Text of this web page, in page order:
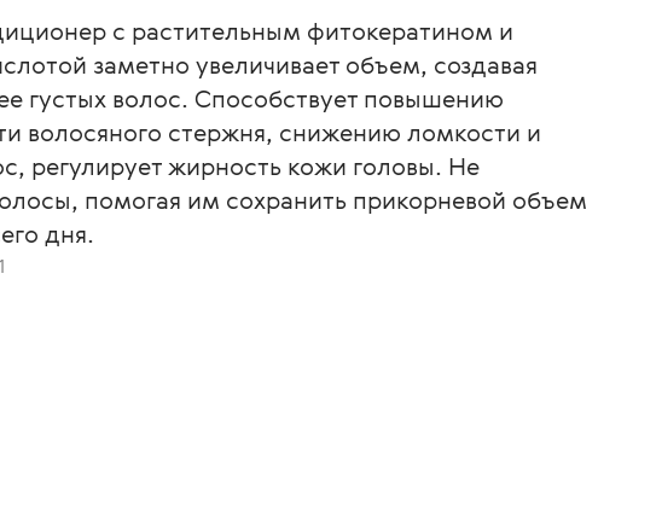
с растительным фитокератином и
заметно увеличивает объем, создавая
густых волос. Способствует повышению
волосяного стержня, снижению ломкости и
регулирует жирность кожи головы. Не
помогая им сохранить прикорневой объем
дня.